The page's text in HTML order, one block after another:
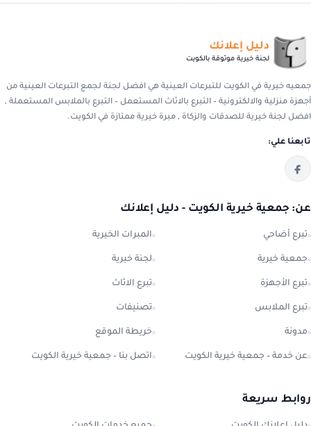
دليل إعلانك
لجنة خيرية موثوقة بالكويت
جمعيه خيرية في الكويت للتبرعات العينية هي افضل لجنة لجمع التبرعات العينية من
أجهزة منزلية والالكترونية – التبرع بالاثاث المستعمل – التبرع بالملابس المستعملة ,
افضل لجنة خيرية للصدقات والزكاة , مبرة خيرية ممتازة في الكويت.
تابعنا علي:
عن: جمعية خيرية الكويت - دليل إعلانك
تبرع أضاحي المبرات الخيرية
جمعية خيرية لجنة خيرية
تبرع الأجهزة تبرع الاثاث
تبرع الملابس تصنيفات
مدونة خريطة الموقع
عن خدمة – جمعية خيرية الكويت اتصل بنا – جمعية خيرية الكويت
روابط سريعة